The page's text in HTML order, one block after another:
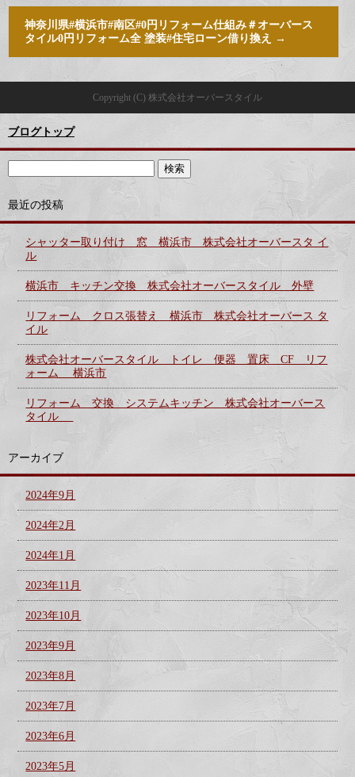
神奈川県#横浜市#南区#0円リフォーム仕組み＃オーバース
タイル0円リフォーム全 塗装#住宅ローン借り換え
→
Copyright (C) 株式会社オーバースタイル
ブログトップ
最近の投稿
シャッター取り付け 窓 横浜市 株式会社オーバースタ イ
ル
横浜市 キッチン交換 株式会社オーバースタイル 外壁
リフォーム クロス張替え 横浜市 株式会社オーバース タ
イル
株式会社オーバースタイル トイレ 便器 置床 CF リフ
ォーム 横浜市
リフォーム 交換 システムキッチン 株式会社オーバース
タイル
アーカイブ
2024年9月
2024年2月
2024年1月
2023年11月
2023年10月
2023年9月
2023年8月
2023年7月
2023年6月
2023年5月